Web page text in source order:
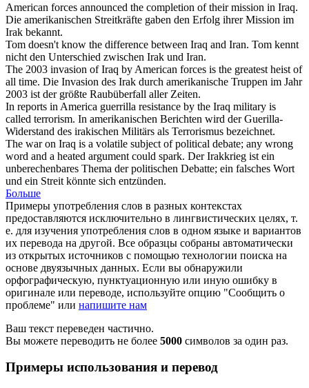
American forces announced the completion of their mission in Iraq.
Die amerikanischen Streitkräfte gaben den Erfolg ihrer Mission im
Irak bekannt.
Tom doesn't know the difference between Iraq and Iran. Tom kennt
nicht den Unterschied zwischen Irak und Iran.
The 2003 invasion ofIraq by American forces is the greatest heist of
all time. Die Invasion des Irak durch amerikanische Truppen im Jahr
2003 ist der größte Raubüberfall aller Zeiten.
In reports in America guerrilla resistance by the Iraq military is
called terrorism. In amerikanischen Berichten wird der Guerilla-
Widerstand des irakischen Militärs als Terrorismus bezeichnet.
The war on Iraq is a volatile subject of political debate; any wrong
word and a heated argument could spark. Der Irakkrieg ist ein
unberechenbares Thema der politischen Debatte; ein falsches Wort
und ein Streit könnte sich entzünden.
Больше
Примеры употребления слов в разных контекстах
предоставляются исключительно в лингвистических целях, т.
е. для изучения употребления слов в одном языке и вариантов
их перевода на другой. Все образцы собраны автоматически
из открытых источников с помощью технологии поиска на
основе двуязычных данных. Если вы обнаружили
орфографическую, пунктуационную или иную ошибку в
оригинале или переводе, используйте опцию "Сообщить о
проблеме" или напишите нам
Ваш текст переведен частично.
Вы можете переводить не более 5000 символов за один раз.
Примеры использования и перевод